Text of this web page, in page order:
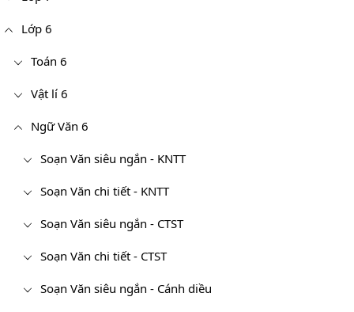
Lớp 6
Toán 6
Vật lí 6
Ngữ Văn 6
Soạn Văn siêu ngắn - KNTT
Soạn Văn chi tiết - KNTT
Soạn Văn siêu ngắn - CTST
Soạn Văn chi tiết - CTST
Soạn Văn siêu ngắn - Cánh diều